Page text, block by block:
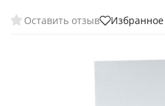
Оставить отзыв Избранное